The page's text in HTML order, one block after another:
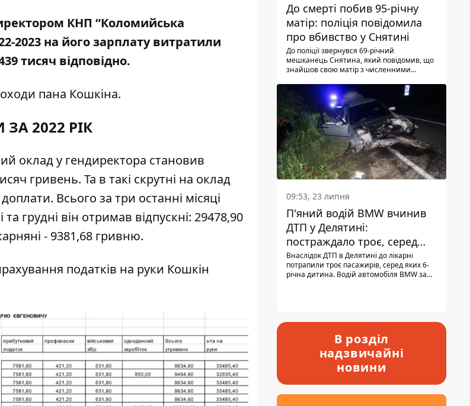
КНП “Коломийська
2023 на його зарплату витратили
тисяч відповідно.
пана Кошкіна.
2022 РІК
оклад у гендиректора становив
гривень. Та в такі скрутні на оклад
Всього за три останні місяці
грудні він отримав відпускні: 29478,90
- 9381,68 гривню.
податків на руки Кошкін
До смерті побив 95-річну
матір: поліція повідомила
про вбивство у Снятині
До поліції звернувся 69-річний
мешканець Снятина, який повідомив, що
знайшов свою матір з численними
з'ясували правоохоронці, ці травми жінці
наніс її син.
09:53, 23 липня
П'яний водій BMW вчинив
ДТП у Делятині:
постраждало троє, серед
них - дитина
Внаслідок ДТП в Делятині до лікарні
потрапили троє пасажирів, серед яких 6-
річна дитина. Водій автомобіля BMW за
В розділ
надзвичайні
новини